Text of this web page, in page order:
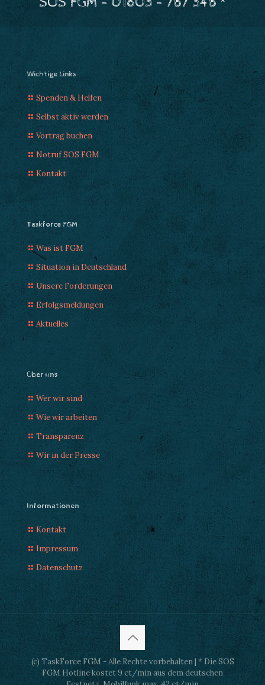
Wichtige Links
Spenden & Helfen
Selbst aktiv werden
Vortrag buchen
Notruf SOS FGM
Kontakt
Taskforce FGM
Was ist FGM
Situation in Deutschland
Unsere Forderungen
Erfolgsmeldungen
Aktuelles
Über uns
Wer wir sind
Wie wir arbeiten
Transparenz
Wir in der Presse
Informationen
Kontakt
Impressum
Datenschutz
(c) TaskForce FGM - Alle Rechte vorbehalten | * Die SOS
FGM Hotline kostet 9 ct/min aus dem deutschen